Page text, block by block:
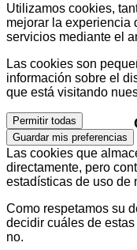
Utilizamos cookies,
mejorar la experiencia
servicios mediante el
Las cookies son
información sobre el
que está visitando
Permitir todas
Guardar mis preferencias
Las cookies que
directamente, pero
estadísticas de uso de
Como respetamos su
decidir cuáles de
no.